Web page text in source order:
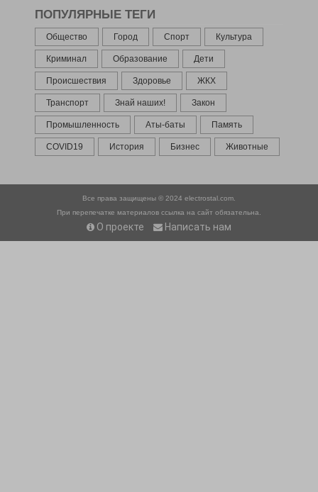
ПОПУЛЯРНЫЕ ТЕГИ
Общество Город Спорт Культура
Криминал Образование Дети
Происшествия Здоровье ЖКХ
Транспорт Знай наших! Закон
Промышленность Аты-баты Память
COVID19 История Бизнес Животные
Все права защищены © 2024 electrostal.com.
При перепечатке материалов ссылка на сайт обязательна.
О проекте Написать нам